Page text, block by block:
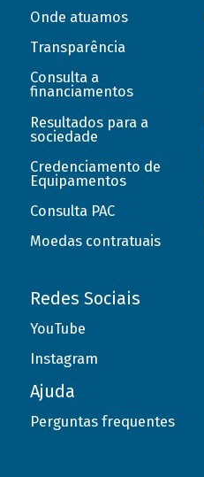
Onde atuamos
Transparência
Consulta a
financiamentos
Resultados para a
sociedade
Credenciamento de
Equipamentos
Consulta PAC
Moedas contratuais
Redes Sociais
YouTube
Instagram
Ajuda
Perguntas frequentes